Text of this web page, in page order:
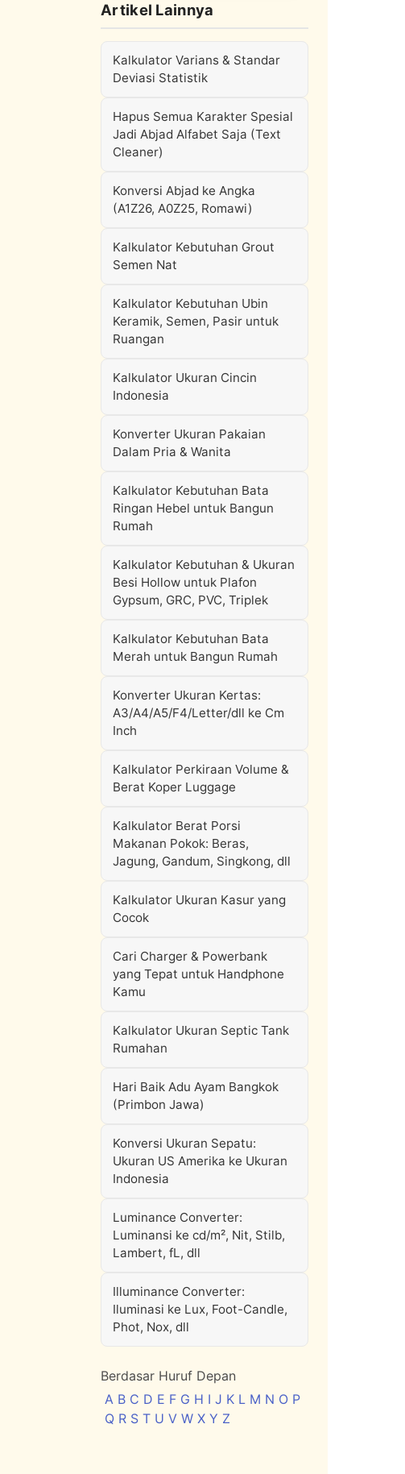
Artikel Lainnya
Kalkulator Varians & Standar
Deviasi Statistik
Hapus Semua Karakter Spesial
Jadi Abjad Alfabet Saja (Text
Cleaner)
Konversi Abjad ke Angka
(A1Z26, A0Z25, Romawi)
Kalkulator Kebutuhan Grout
Semen Nat
Kalkulator Kebutuhan Ubin
Keramik, Semen, Pasir untuk
Ruangan
Kalkulator Ukuran Cincin
Indonesia
Konverter Ukuran Pakaian
Dalam Pria & Wanita
Kalkulator Kebutuhan Bata
Ringan Hebel untuk Bangun
Rumah
Kalkulator Kebutuhan & Ukuran
Besi Hollow untuk Plafon
Gypsum, GRC, PVC, Triplek
Kalkulator Kebutuhan Bata
Merah untuk Bangun Rumah
Konverter Ukuran Kertas:
A3/A4/A5/F4/Letter/dll ke Cm
Inch
Kalkulator Perkiraan Volume &
Berat Koper Luggage
Kalkulator Berat Porsi
Makanan Pokok: Beras,
Jagung, Gandum, Singkong, dll
Kalkulator Ukuran Kasur yang
Cocok
Cari Charger & Powerbank
yang Tepat untuk Handphone
Kamu
Kalkulator Ukuran Septic Tank
Rumahan
Hari Baik Adu Ayam Bangkok
(Primbon Jawa)
Konversi Ukuran Sepatu:
Ukuran US Amerika ke Ukuran
Indonesia
Luminance Converter:
Luminansi ke cd/m², Nit, Stilb,
Lambert, fL, dll
Illuminance Converter:
Iluminasi ke Lux, Foot-Candle,
Phot, Nox, dll
Berdasar Huruf Depan
A B C D E F G H I J K L M N O P
Q R S T U V W X Y Z